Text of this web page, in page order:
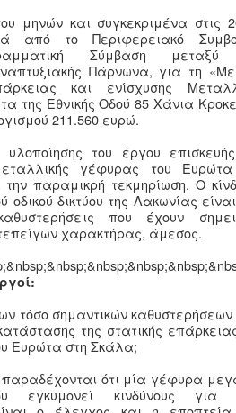
μηνών και συγκεκριμένα στις
από το Περιφερειακό
Σύμβαση μεταξύ
Πάρνωνα, για τη
και ενίσχυσης
της Εθνικής Οδού 85 Χάνια
211.560 ευρώ.
του έργου
γέφυρας του
παραμικρή τεκμηρίωση. Ο
οδικού δικτύου της Λακωνίας
που έχουν
χαρακτήρας, άμεσος.
τόσο σημαντικών
της στατικής
Ευρώτα στη Σκάλα;
ότι μία γέφυρα
εγκυμονεί κινδύνους για